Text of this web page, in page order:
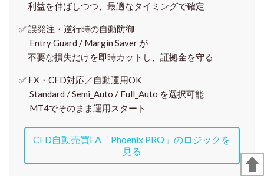
利益を伸ばしつつ、最適なタイミングで確定
✅誤発注・逆行時の自動防御
Entry Guard / Margin Saver が
不要な損失だけを即時カットし、証拠金を守る
✅ FX・CFD対応／自動運用OK
Standard / Semi_Auto / Full_Auto を選択可能
MT4でそのまま運用スタート
CFD自動売買EA「Phoenix PRO」のロジックを
見る